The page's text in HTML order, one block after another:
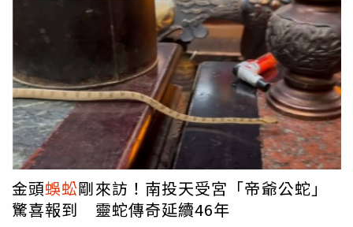
人受輕傷，分別為1對來自台中的夫妻送往彰化秀傳醫院，
及另1名男性駕駛送往員林基督教醫院診治，幸虧皆無生命
危險，但6車被撞的狼藉不堪。警方表示，由於車禍地點霸
佔出口匝道，導致交通一度受阻，後續彰化縣消防局中興分
隊已接手處理路況，警方則派員在現場指揮及疏導車流，至
於酒測則待驗，詳細肇因及肇責仍待交通大隊進一步分析研
判。
金頭蜈蚣剛來訪！南投天受宮「帝爺公蛇」
驚喜報到 靈蛇傳奇延續46年